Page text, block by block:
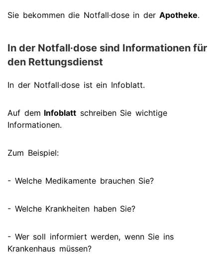
Sie bekommen die Notfall·dose in derApotheke.
In der Notfall·dose sind Informationen für
den Rettungsdienst
In der Notfall·dose ist ein Infoblatt.
Auf dem Infoblatt schreiben Sie wichtige
Informationen.
Zum Beispiel:
- Welche Medikamente brauchen Sie?
- Welche Krankheiten haben Sie?
- Wer soll informiert werden, wenn Sie ins
Krankenhaus müssen?